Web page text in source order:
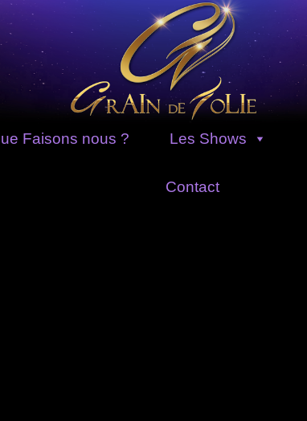
Faisons nous ? Les Shows
Contact